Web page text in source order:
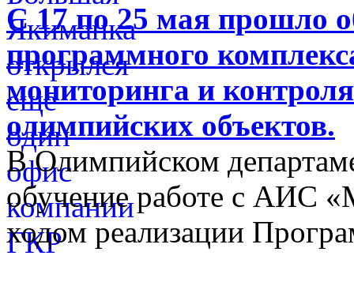
С 17 по 25 мая прошло
программного
мониторинга и
олимпийских объектов.
В Олимпийском
обучение работе с АИС
ходом реализации